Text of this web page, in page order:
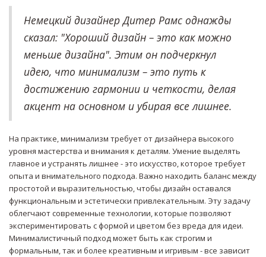
Немецкий дизайнер Дитер Рамс однажды
сказал: "Хороший дизайн – это как можно
меньше дизайна". Этим он подчеркнул
идею, что минимализм – это путь к
достижению гармонии и четкости, делая
акцент на основном и убирая все лишнее.
На практике, минимализм требует от дизайнера высокого
уровня мастерства и внимания к деталям. Умение выделять
главное и устранять лишнее - это искусство, которое требует
опыта и внимательного подхода. Важно находить баланс между
простотой и выразительностью, чтобы дизайн оставался
функциональным и эстетически привлекательным. Эту задачу
облегчают современные технологии, которые позволяют
экспериментировать с формой и цветом без вреда для идеи.
Минималистичный подход может быть как строгим и
формальным, так и более креативным и игривым - все зависит